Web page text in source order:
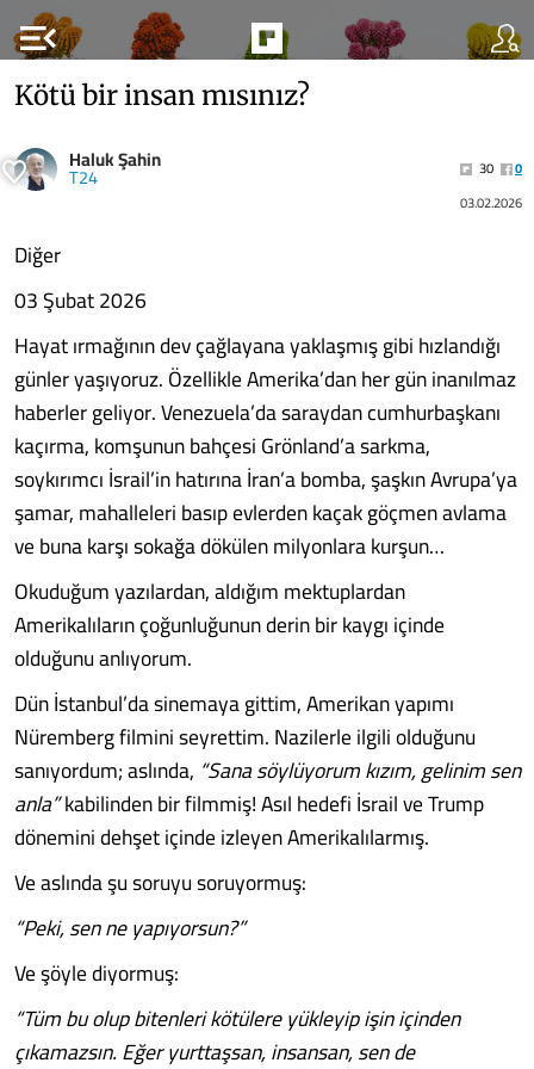
menu_open
Kötü bir insan mısınız?
Haluk Şahin
T24 30
0
03.02.2026
Diğer
03 Şubat 2026
Hayat ırmağının dev çağlayana yaklaşmış gibi hızlandığı
günler yaşıyoruz. Özellikle Amerika’dan her gün inanılmaz
haberler geliyor. Venezuela’da saraydan cumhurbaşkanı
kaçırma, komşunun bahçesi Grönland’a sarkma,
soykırımcı İsrail’in hatırına İran’a bomba, şaşkın Avrupa’ya
şamar, mahalleleri basıp evlerden kaçak göçmen avlama
ve buna karşı sokağa dökülen milyonlara kurşun…
Okuduğum yazılardan, aldığım mektuplardan
Amerikalıların çoğunluğunun derin bir kaygı içinde
olduğunu anlıyorum.
Dün İstanbul’da sinemaya gittim, Amerikan yapımı
Nüremberg filmini seyrettim. Nazilerle ilgili olduğunu
sanıyordum; aslında, “Sana söylüyorum kızım, gelinim sen
anla”kabilinden bir filmmiş! Asıl hedefi İsrail ve Trump
dönemini dehşet içinde izleyen Amerikalılarmış.
Ve aslında şu soruyu soruyormuş:
“Peki, sen ne yapıyorsun?”
Ve şöyle diyormuş:
“Tüm bu olup bitenleri kötülere yükleyip işin içinden
çıkamazsın. Eğer yurttaşsan, insansan, sen de